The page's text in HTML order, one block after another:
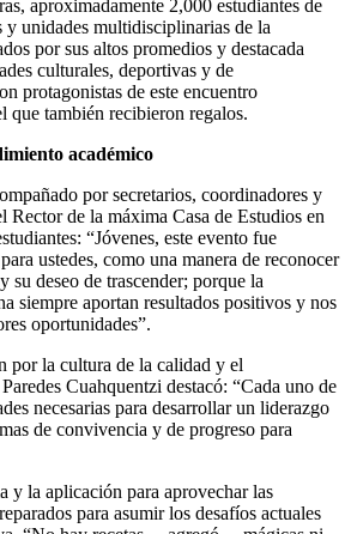
aproximadamente 2,000 estudiantes de
y unidades multidisciplinarias de la
por sus altos promedios y destacada
culturales, deportivas y de
protagonistas de este encuentro
que también recibieron regalos.
académico
por secretarios, coordinadores y
Rector de la máxima Casa de Estudios en
“Jóvenes, este evento fue
ustedes, como una manera de reconocer
su deseo de trascender; porque la
siempre aportan resultados positivos y nos
oportunidades”.
por la cultura de la calidad y el
Cuahquentzi destacó: “Cada uno de
necesarias para desarrollar un liderazgo
de convivencia y de progreso para
y la aplicación para aprovechar las
para asumir los desafíos actuales